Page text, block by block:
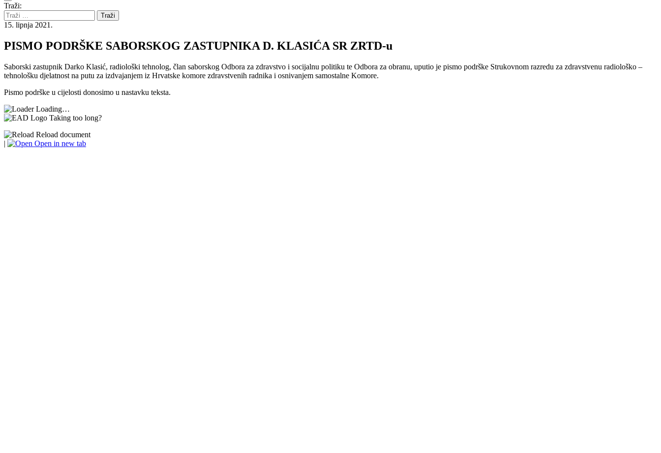
Traži:
15. lipnja 2021.
PISMO PODRŠKE SABORSKOG ZASTUPNIKA D. KLASIĆA SR ZRTD-u
Saborski zastupnik Darko Klasić, radiološki tehnolog, član saborskog Odbora za zdravstvo i socijalnu politiku te Odbora za obranu, uputio je pismo podrške Strukovnom razredu za zdravstvenu radiološko –
tehnološku djelatnost na putu za izdvajanjem iz Hrvatske komore zdravstvenih radnika i osnivanjem samostalne Komore.
Pismo podrške u cijelosti donosimo u nastavku teksta.
Loading…
Taking too long?
Reload document
|
Open in new tab